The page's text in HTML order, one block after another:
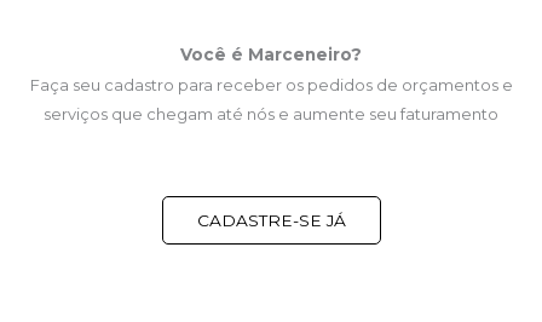
Você é Marceneiro?
Faça seu cadastro para receber os pedidos de orçamentos e
serviços que chegam até nós e aumente seu faturamento
CADASTRE-SE JÁ